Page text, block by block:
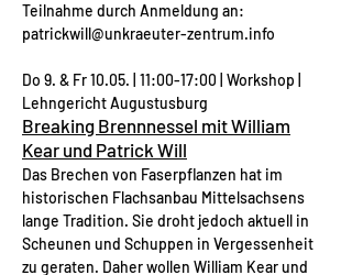
Teilnahme durch Anmeldung an:
patrickwill@unkraeuter-zentrum.info
Do 9. & Fr 10.05. | 11:00-17:00 | Workshop |
Lehngericht Augustusburg
Breaking Brennnessel mit William
Kear und Patrick Will
Das Brechen von Faserpflanzen hat im
historischen Flachsanbau Mittelsachsens
lange Tradition. Sie droht jedoch aktuell in
Scheunen und Schuppen in Vergessenheit
zu geraten. Daher wollen William Kear und